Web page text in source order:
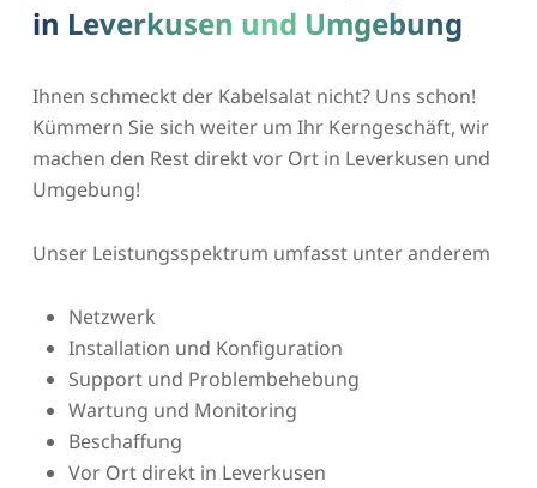
in Leverkusen und Umgebung
Ihnen schmeckt der Kabelsalat nicht? Uns schon!
Kümmern Sie sich weiter um Ihr Kerngeschäft, wir
machen den Rest direkt vor Ort in Leverkusen und
Umgebung!
Unser Leistungsspektrum umfasst unter anderem
Netzwerk
Installation und Konfiguration
Support und Problembehebung
Wartung und Monitoring
Beschaffung
Vor Ort direkt in Leverkusen